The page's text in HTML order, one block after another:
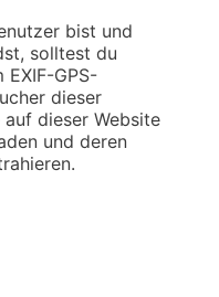
bist und
solltest du
GPS-
dieser
dieser Website
und deren